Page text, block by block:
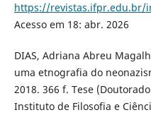
https://revistas.ifpr.edu.br/
Acesso em 18: abr. 2026
DIAS, Adriana Abreu
uma etnografia do
2018. 366 f. Tese
Instituto de Filosofia e